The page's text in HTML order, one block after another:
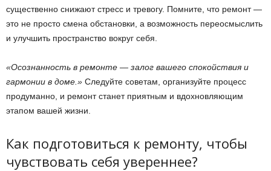
существенно снижают стресс и тревогу. Помните, что ремонт —
это не просто смена обстановки, а возможность переосмыслить
и улучшить пространство вокруг себя.
«Осознанность в ремонте — залог вашего спокойствия и
гармонии в доме.» Следуйте советам, организуйте процесс
продуманно, и ремонт станет приятным и вдохновляющим
этапом вашей жизни.
Как подготовиться к ремонту, чтобы
чувствовать себя увереннее?